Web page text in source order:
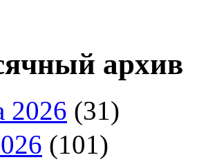
архив
2026 (31)
(101)